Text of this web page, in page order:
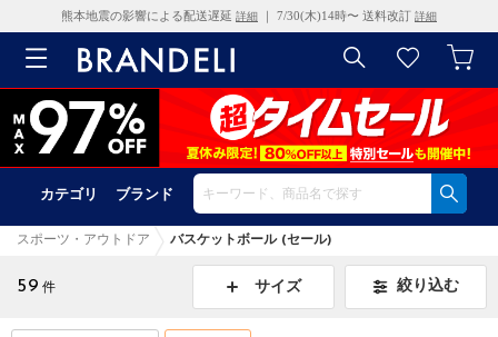
熊本地震の影響による配送遅延 詳細 ｜ 7/30(木)14時〜 送料改訂 詳細
カテゴリ ブランド
スポーツ・アウトドア バスケットボール (セール)
59 件 サイズ 絞り込む